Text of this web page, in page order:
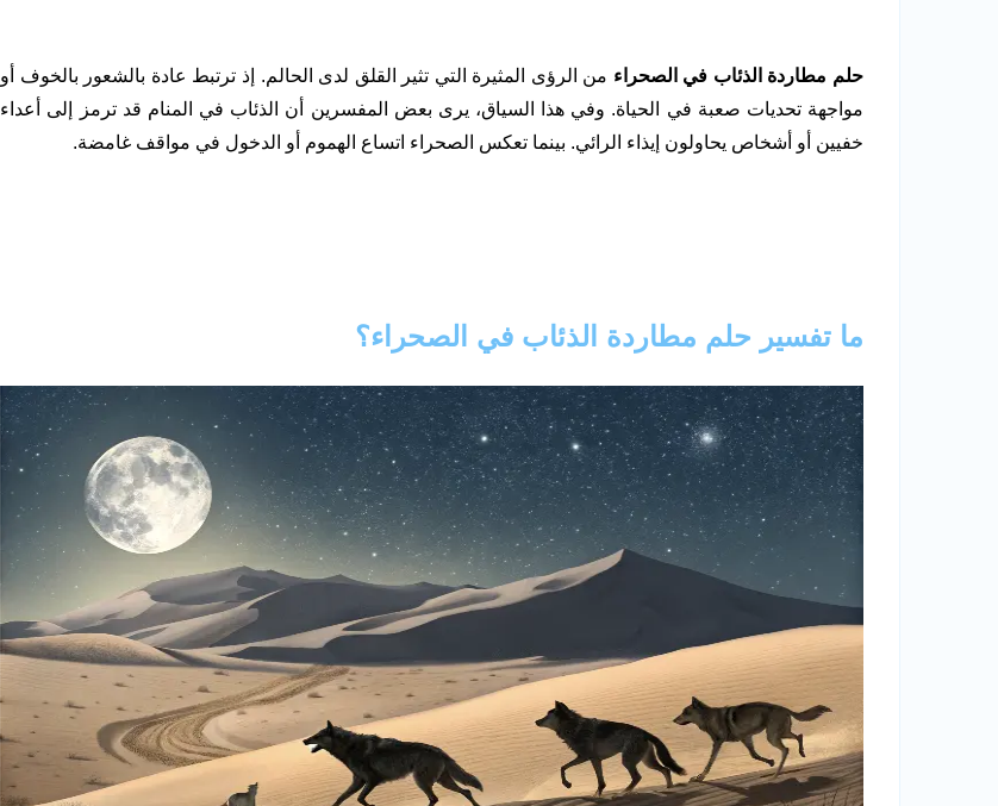
حلم مطاردة الذئاب في الصحراء من الرؤى المثيرة التي تثير القلق لدى الحالم. إذ ترتبط عادة بالشعور بالخوف أو
مواجهة تحديات صعبة في الحياة. وفي هذا السياق، يرى بعض المفسرين أن الذئاب في المنام قد ترمز إلى أعداء
خفيين أو أشخاص يحاولون إيذاء الرائي. بينما تعكس الصحراء اتساع الهموم أو الدخول في مواقف غامضة.
ما تفسير حلم مطاردة الذئاب في الصحراء؟